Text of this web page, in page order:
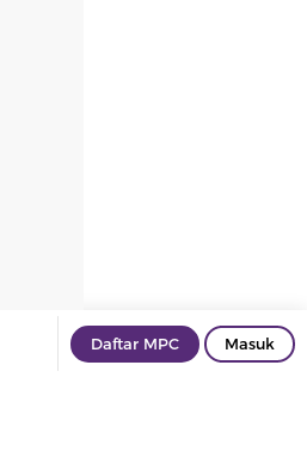
Daftar MPC Masuk